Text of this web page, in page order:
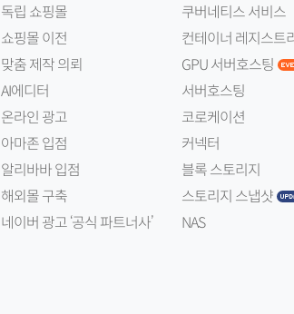
독립 쇼핑몰
쇼핑몰 이전
맞춤 제작 의뢰
AI에디터
온라인 광고
아마존 입점
알리바바 입점
해외몰 구축
네이버 광고 ‘공식 파트너사’
쿠버네티스 서비스
컨테이너 레지스트리
GPU 서버호스팅
서버호스팅
코로케이션
커넥터
블록 스토리지
스토리지 스냅샷
NAS